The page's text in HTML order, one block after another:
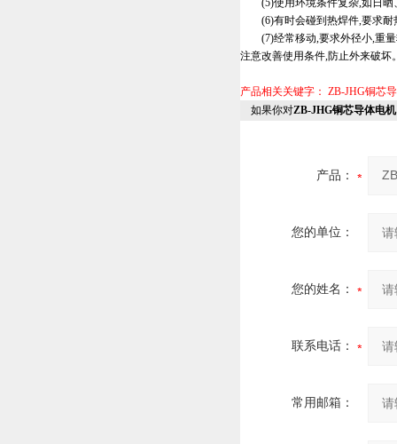
(5)使用环境条件复杂,如日晒
(6)有时会碰到热焊件,要求耐
(7)经常移动,要求外径小,重量
注意改善使用条件,防止外来破坏
产品相关关键字： ZB-JHG铜芯
如果你对ZB-JHG铜芯导体电
产品：
您的单位：
您的姓名：
联系电话：
常用邮箱：